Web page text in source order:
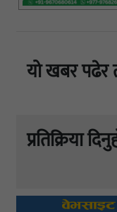
यो खबर पढेर
प्रतिक्रिया